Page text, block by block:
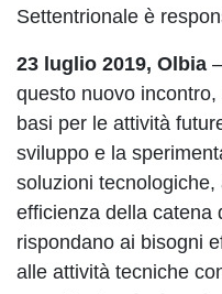
Settentrionale è
23 luglio 2019, Olbia –
questo nuovo
basi per le attività
sviluppo e la
soluzioni
efficienza della catena
rispondano ai bisogni
alle attività tecniche